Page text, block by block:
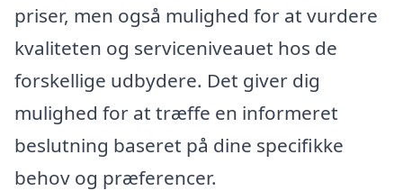
priser, men også mulighed for at vurdere
kvaliteten og serviceniveauet hos de
forskellige udbydere. Det giver dig
mulighed for at træffe en informeret
beslutning baseret på dine specifikke
behov og præferencer.